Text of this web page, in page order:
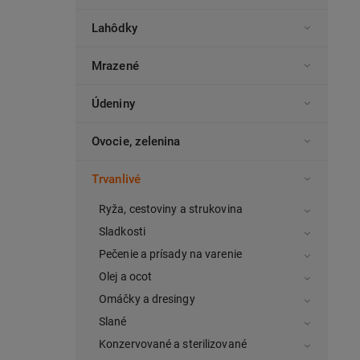
Lahôdky
Mrazené
Údeniny
Ovocie, zelenina
Trvanlivé
Ryža, cestoviny a strukovina
Sladkosti
Pečenie a prísady na varenie
Olej a ocot
Omáčky a dresingy
Slané
Konzervované a sterilizované